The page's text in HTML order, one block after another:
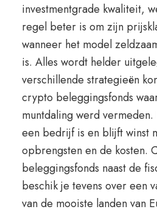
investmentgrade kwaliteit,
regel beter is om zijn
wanneer het model
is. Alles wordt helder
verschillende strategieën
crypto beleggingsfonds
muntdaling werd
een bedrijf is en blijft winst
opbrengsten en de kosten.
beleggingsfonds naast de
beschik je tevens over een
van de mooiste landen van